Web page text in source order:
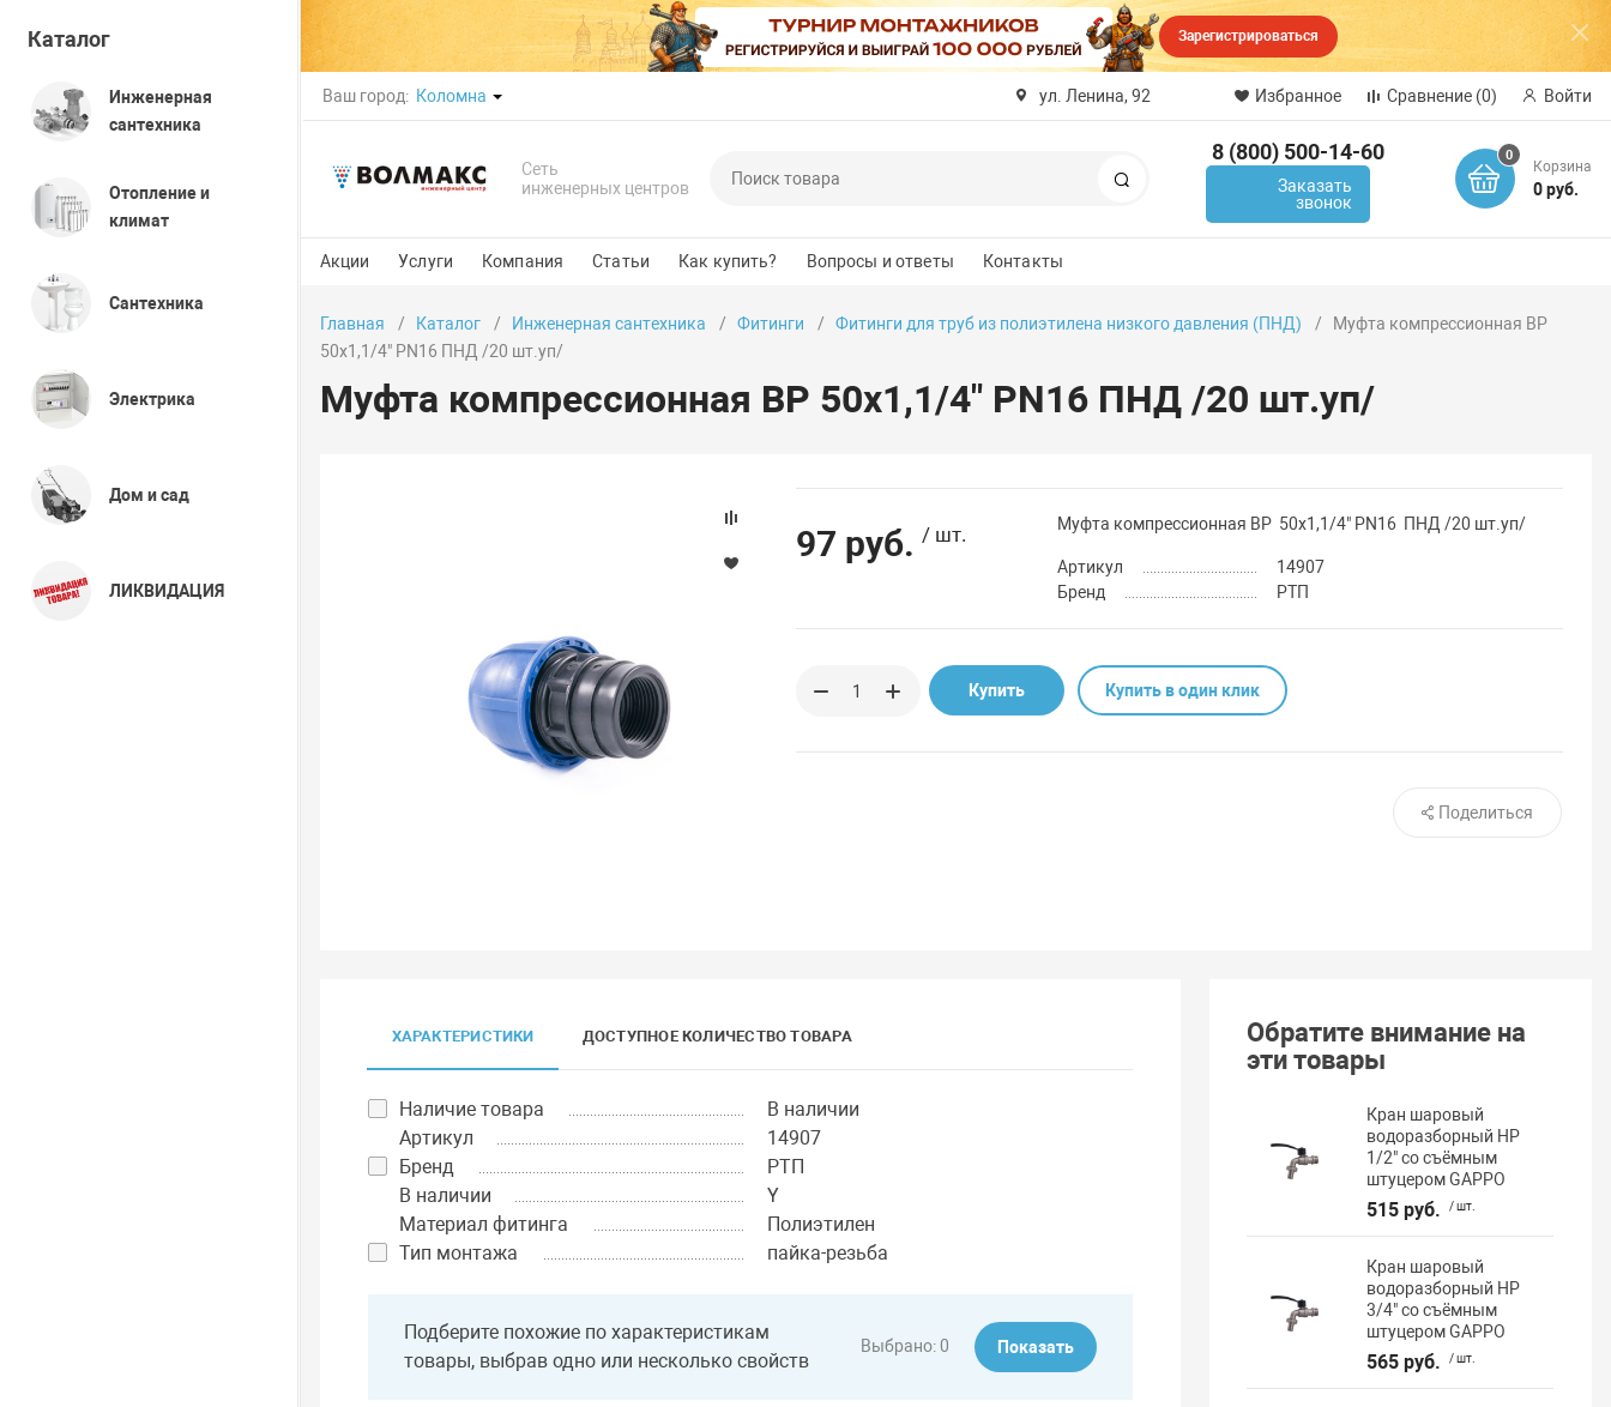
Зарегистрироваться
Ваш город: Коломна ул. Ленина, 92 Избранное Сравнение (0) Войти
Сеть
инженерных центров
8 (800) 500-14-60
Заказать
звонок
0
Корзина
0 руб.
Акции Услуги Компания Статьи Как купить? Вопросы и ответы Контакты
Каталог
Инженерная
сантехника
Отопление и
климат
Сантехника
Электрика
Дом и сад
ЛИКВИДАЦИЯ
Главная Каталог Инженерная сантехника Фитинги Фитинги для труб из полиэтилена низкого давления (ПНД)
Муфта компрессионная ВР
50х1,1/4" PN16 ПНД /20 шт.уп/
Муфта компрессионная ВР 50х1,1/4" PN16 ПНД /20 шт.уп/
97 руб. / шт. Муфта компрессионная ВР 50х1,1/4" PN16 ПНД /20 шт.уп/
Артикул
14907
Бренд
РТП
Купить Купить в один клик
Поделиться
ХАРАКТЕРИСТИКИ ДОСТУПНОЕ КОЛИЧЕСТВО ТОВАРА
Наличие товара
В наличии
Артикул
14907
Бренд
РТП
В наличии
Y
Материал фитинга
Полиэтилен
Тип монтажа
пайка-резьба
Подберите похожие по характеристикам
товары, выбрав одно или несколько свойств
Выбрано:0 Показать
Обратите внимание на
эти товары
Кран шаровый
водоразборный НР
1/2" со съёмным
штуцером GAPPO
515 руб. / шт.
Кран шаровый
водоразборный НР
3/4" со съёмным
штуцером GAPPO
565 руб. / шт.